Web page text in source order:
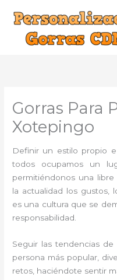
contenido
Gorras Para
Xotepingo
Definir un estilo propio
todos ocupamos un
permitiéndonos una
la actualidad los gustos,
es una cultura que se
responsabilidad.
Seguir las tendencias
persona más popular,
retos, haciéndote sentir